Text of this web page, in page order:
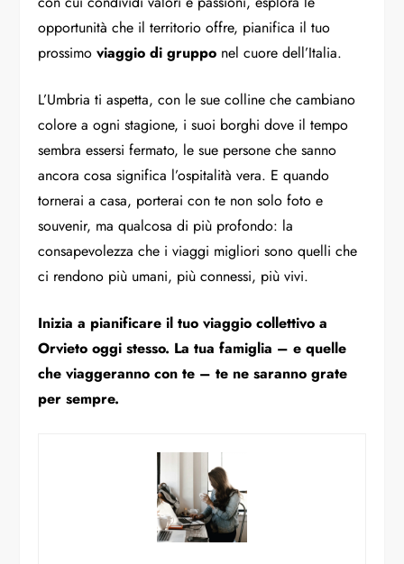
opportunità che il territorio offre, pianifica il tuo
prossimoviaggio di gruppo nel cuore dell’Italia.
L’Umbria ti aspetta, con le sue colline che cambiano
colore a ogni stagione, i suoi borghi dove il tempo
sembra essersi fermato, le sue persone che sanno
ancora cosa significa l’ospitalità vera. E quando
tornerai a casa, porterai con te non solo foto e
souvenir, ma qualcosa di più profondo: la
consapevolezza che i viaggi migliori sono quelli che
ci rendono più umani, più connessi, più vivi.
Inizia a pianificare il tuo viaggio collettivo a
Orvieto oggi stesso. La tua famiglia – e quelle
che viaggeranno con te – te ne saranno grate
per sempre.